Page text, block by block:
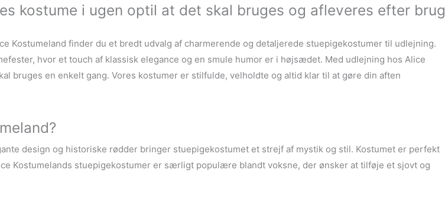
kostume i ugen optil at det skal bruges og afleveres efter brug
Kostumeland finder du et bredt udvalg af charmerende og detaljerede stuepigekostumer til udlejning.
hvor et touch af klassisk elegance og en smule humor er i højsædet. Med udlejning hos Alice
bruges en enkelt gang. Vores kostumer er stilfulde, velholdte og altid klar til at gøre din aften
design og historiske rødder bringer stuepigekostumet et strejf af mystik og stil. Kostumet er perfekt
Kostumelands stuepigekostumer er særligt populære blandt voksne, der ønsker at tilføje et sjovt og